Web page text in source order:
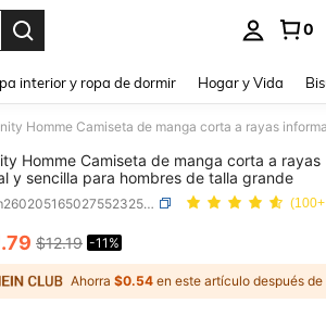
0
interior y ropa de dormir Hogar y Vida
Homme Camiseta de manga corta a rayas
y sencilla para hombres de talla grande
SKU: sm260205165027552325792
AND
.79 $12.19 -11%
Ahorra $0.54 en este artículo después de